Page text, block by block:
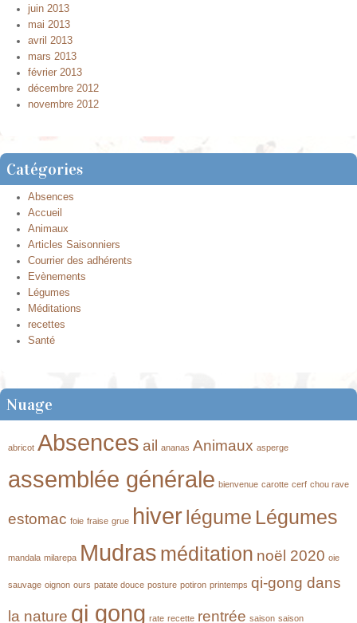
juin 2013
mai 2013
avril 2013
mars 2013
février 2013
décembre 2012
novembre 2012
Catégories
Absences
Accueil
Animaux
Articles Saisonniers
Courrier des adhérents
Evènements
Légumes
Méditations
recettes
Santé
Nuage
abricot Absences ail ananas Animaux asperge
assemblée générale bienvenue carotte cerf chou rave
estomac foie fraise grue hiverlégume Légumes
mandala milarepa Mudras méditation noël 2020 oie
sauvage oignon ours patate douce posture potiron printemps qi-gong dans
la nature qi gong rate recette rentrée saison saison